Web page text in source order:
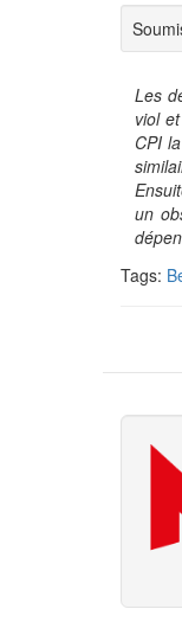
Les
viol
CPI
un
Tags: